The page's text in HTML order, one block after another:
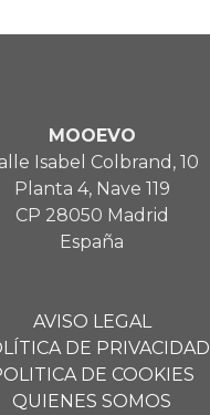
MOOEVO
Isabel Colbrand, 10
Planta 4, Nave 119
CP 28050 Madrid
España
AVISO LEGAL
DE PRIVACIDAD
DE COOKIES
QUIENES SOMOS